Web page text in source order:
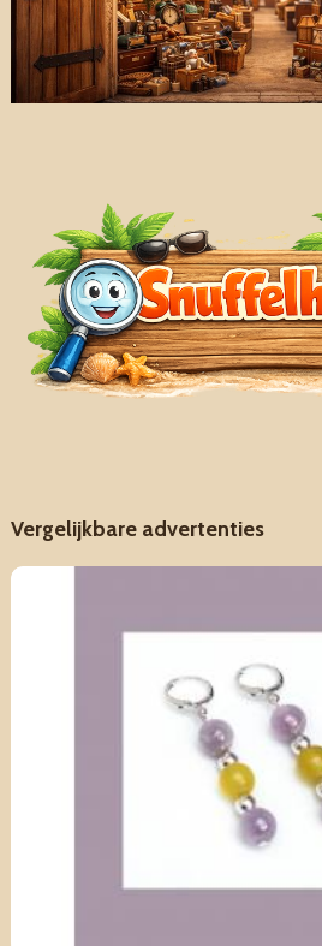
Vergelijkbare advertenties